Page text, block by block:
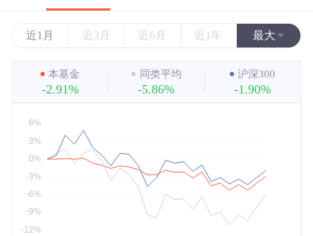
近1月 近3月 近6月 近1年 最大
近3年
近5年
本基金
-2.91%
同类平均
-5.86%
沪深300
-1.90%